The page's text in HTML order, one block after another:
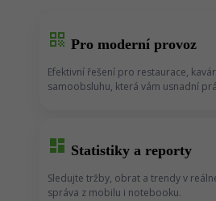
qr_code Pro moderní provoz
Efektivní řešení pro restaurace,
samoobsluhu, která vám usnadní
dashboard Statistiky a reporty
Sledujte tržby, obrat a trendy v
správa z mobilu i notebooku.